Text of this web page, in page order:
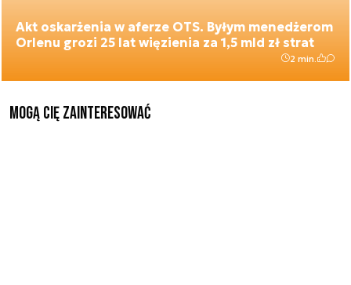
Akt oskarżenia w aferze OTS. Byłym menedżerom
Orlenu grozi 25 lat więzienia za 1,5 mld zł strat
2 min.
Mogą Cię zainteresować